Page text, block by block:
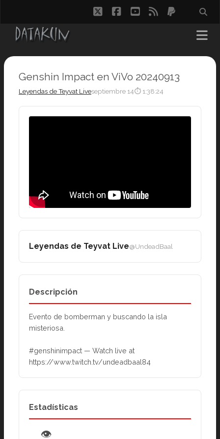
twitterfacebook
youtube
rss paypal
Genshin Impact en ViVo 20240913
Leyendas de Teyvat Liveseptiembre 14⏱ 1:38:24
Leyendas de Teyvat Live@UndeadBaal
Descripción
Evento de bomberman y buscando la isla
misteriosa.
#genshinimpact — Watch live at
https://www.twitch.tv/undeadbaal84
Estadísticas
👁